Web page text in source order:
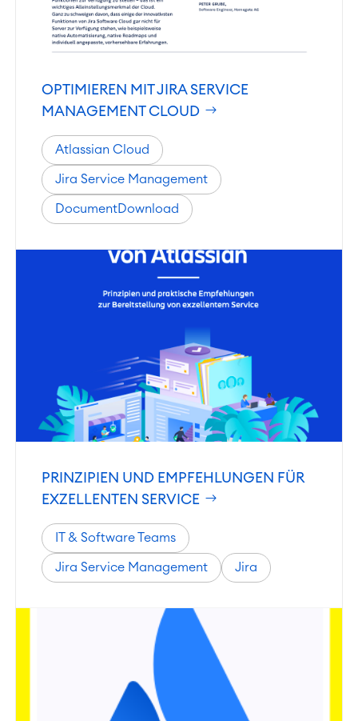
SOLUTIONS
Geschäftsprozesse
LMS / eLearning
ERP Solutions
DevOps
Requirements Management
Agile Development
Test Management
Technische Dokumentation
Zusammenarbeit
Enterprise Wiki
Meetings
Social Intranet
Virtual Office
PRODUKTE
ÜBER UNS
OPTIMIEREN MIT JIRA SERVICE
MANAGEMENT CLOUD
Atlassian Cloud
Jira Service Management
DocumentDownload
PRINZIPIEN UND EMPFEHLUNGEN FÜR
EXZELLENTEN SERVICE
IT & Software Teams
Jira Service Management Jira